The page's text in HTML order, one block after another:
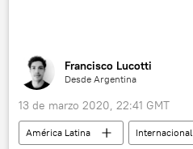
Francisco Lucotti
Desde Argentina
13 de marzo 2020, 22:41 GMT
América Latina
Internacional